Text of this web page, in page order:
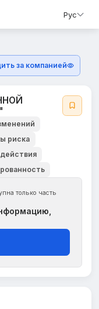
Рус
за компанией
риска
только часть